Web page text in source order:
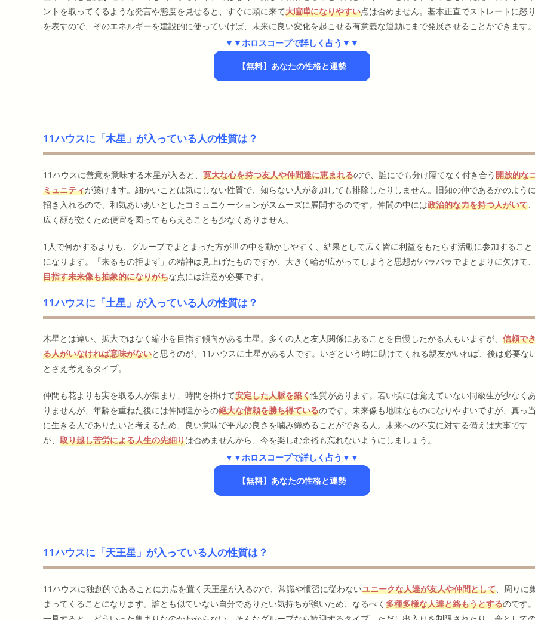
ントを取ってくるような発言や態度を見せると、すぐに頭に来て大喧嘩になりやすい点は否めません。基本正直でストレートに怒り
を表すので、そのエネルギーを建設的に使っていけば、未来に良い変化を起こせる有意義な運動にまで発展させることができます。
▼▼ホロスコープで詳しく占う▼▼
【無料】あなたの性格と運勢
11ハウスに「木星」が入っている人の性質は？
11ハウスに善意を意味する木星が入ると、 寛大な心を持つ友人や仲間達に恵まれるので、誰にでも分け隔てなく付き合う開放的な
ミュニティが築けます。細かいことは気にしない性質で、知らない人が参加しても排除したりしません。旧知の仲であるかのように
招き入れるので、和気あいあいとしたコミュニケーションがスムーズに展開するのです。仲間の中には政治的な力を持つ人がいて
広く顔が効くため便宜を図ってもらえることも少なくありません。
1人で何かするよりも、グループでまとまった方が世の中を動かしやすく、結果として広く皆に利益をもたらす活動に参加すること
になります。「来るもの拒まず」の精神は見上げたものですが、大きく輪が広がってしまうと思想がバラバラでまとまりに欠けて、
目指す未来像も抽象的になりがちな点には注意が必要です。
11ハウスに「土星」が入っている人の性質は？
木星とは違い、拡大ではなく縮小を目指す傾向がある土星。多くの人と友人関係にあることを自慢したがる人もいますが、 信頼で
る人がいなければ意味がないと思うのが、11ハウスに土星がある人です。いざという時に助けてくれる親友がいれば、後は必要な
とさえ考えるタイプ。
仲間も花よりも実を取る人が集まり、時間を掛けて安定した人脈を築く性質があります。若い頃には覚えていない同級生が少なくあ
りませんが、年齢を重ねた後には仲間達からの絶大な信頼を勝ち得ているのです。未来像も地味なものになりやすいですが、真っ当
に生きる人でありたいと考えるため、良い意味で平凡の良さを噛み締めることができる人。未来への不安に対する備えは大事です
が、 取り越し苦労による人生の先細りは否めませんから、今を楽しむ余裕も忘れないようにしましょう。
▼▼ホロスコープで詳しく占う▼▼
【無料】あなたの性格と運勢
11ハウスに「天王星」が入っている人の性質は？
11ハウスに独創的であることに力点を置く天王星が入るので、常識や慣習に従わないユニークな人達が友人や仲間として 、周りに
まってくることになります。誰とも似ていない自分でありたい気持ちが強いため、なるべく 多種多様な人達と絡もうとするのです。